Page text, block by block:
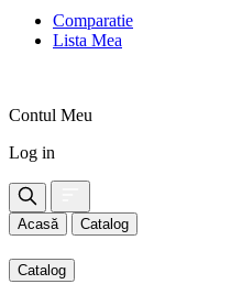
Comparatie
Lista Mea
Contul Meu
Log in
Acasă Catalog
Catalog